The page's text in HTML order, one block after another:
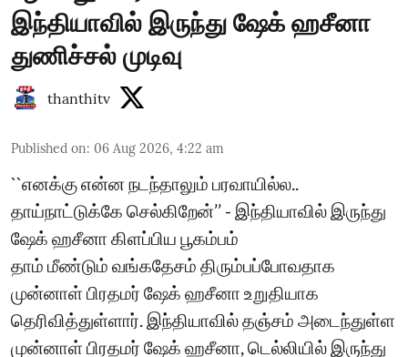
இந்தியாவில் இருந்து ஷேக் ஹசீனா
துணிச்சல் முடிவு
thanthitv
Published on: 06 Aug 2026, 4:22 am
``எனக்கு என்ன நடந்தாலும் பரவாயில்ல..
தாய்நாட்டுக்கே செல்கிறேன்’’ - இந்தியாவில் இருந்து
ஷேக் ஹசீனா கிளப்பிய பூகம்பம்
தாம் மீண்டும் வங்கதேசம் திரும்பப்போவதாக
முன்னாள் பிரதமர் ஷேக் ஹசீனா உறுதியாக
தெரிவித்துள்ளார். இந்தியாவில் தஞ்சம் அடைந்துள்ள
முன்னாள் பிரதமர் ஷேக் ஹசீனா, டெல்லியில் இருந்து